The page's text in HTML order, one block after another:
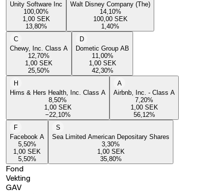
Unity Software Inc
100,00%
1,00 SEK
13,80%
Walt Disney Company (The)
14,10%
100,00 SEK
1,40%
C
Chewy, Inc. Class A
12,70%
1,00 SEK
25,50%
D
Dometic Group AB
11,00%
1,00 SEK
42,30%
H
Hims & Hers Health, Inc. Class A
8,50%
1,00 SEK
−22,10%
A
Airbnb, Inc. - Class A
7,20%
1,00 SEK
56,12%
F
Facebook A
5,50%
1,00 SEK
5,50%
S
Sea Limited American Depositary Shares
3,30%
1,00 SEK
35,80%
Fond
Vekting
GAV